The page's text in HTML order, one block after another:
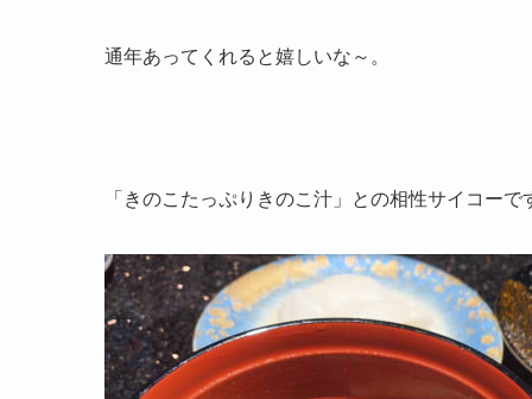
通年あってくれると嬉しいな～。
「きのこたっぷりきのこ汁」との相性サイコーで